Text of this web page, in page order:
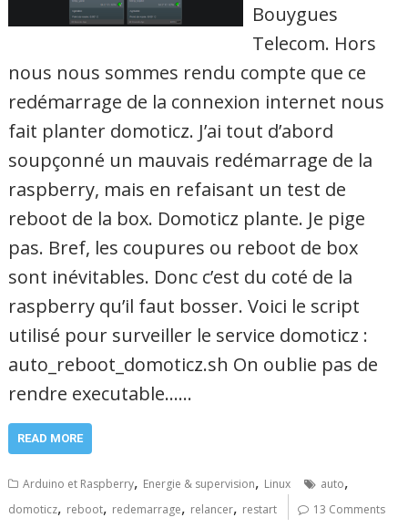
Bouygues
Telecom. Hors
nous nous sommes rendu compte que ce
redémarrage de la connexion internet nous
fait planter domoticz. J’ai tout d’abord
soupçonné un mauvais redémarrage de la
raspberry, mais en refaisant un test de
reboot de la box. Domoticz plante. Je pige
pas. Bref, les coupures ou reboot de box
sont inévitables. Donc c’est du coté de la
raspberry qu’il faut bosser. Voici le script
utilisé pour surveiller le service domoticz :
auto_reboot_domoticz.sh On oublie pas de
rendre executable……
READ MORE
Arduino et Raspberry, Energie & supervision, Linux auto,
domoticz, reboot, redemarrage, relancer, restart 13 Comments